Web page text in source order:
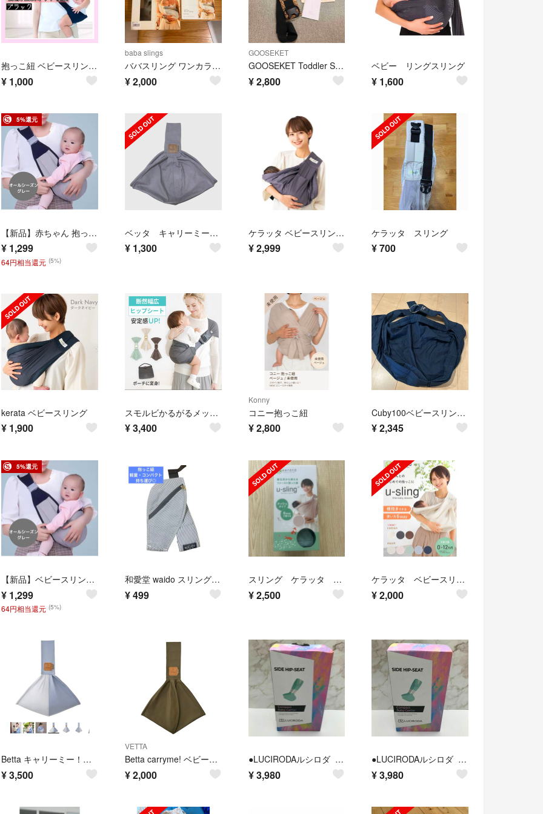
抱っこ紐 ベビースリング お出かけ 抱っこバンド ブラック
¥ 1,000
baba slings
ババスリング ワンカラー ネイビー(1個)
¥2,000
GOOSEKET
GOOSEKET Toddler Slingレオパードグスケット抱っこ紐スリング
¥2,800
ベビー リングスリング
¥ 1,600
5%還元
【新品】赤ちゃん 抱っこ紐 ベビースリング＜オールシーズン＞ヒップシート 簡単
¥ 1,299
64円相当還元 (5%)
ベッタ キャリーミー ヘリンボーンパープル スリング
¥ 1,300
ケラッタ ベビースリング 抱っこ紐 新生児 横抱き モダングレー(1個)
¥2,999
ケラッタ スリング
¥700
kerata ベビースリング
¥ 1,900
スモルビかるがるメッシュスリング抱っこ紐 メッシュ 通気性抜群
¥3,400
Konny
コニー抱っこ紐
¥2,800
Cuby100ベビースリング 抱っこ紐ベビーキッズ子供用品
¥2,345
5%還元
【新品】ベビースリング 抱っこ紐 赤ちゃん移動＜オールシーズン＞ヒップシート
¥ 1,299
64円相当還元 (5%)
和愛堂 waido スリング セカンド抱っこ紐 軽量 コンパクト 持ち運び便利
¥499
スリング ケラッタ 新生児 抱っこ紐 メッシュ
¥2,500
ケラッタ ベビースリング 抱っこ紐 新生児 スリング 横抱き 首すわり前 成長に合わせて使える6WAY 抱っこひも u-sling
¥2,000
Betta キャリーミー！ ベビースリング メッシュ
¥3,500
VETTA
Betta carryme! ベビースリング カーキ
¥2,000
●LUCIRODAルシロダ サイドヒップシート ピンク
¥3,980
●LUCIRODAルシロダ サイドヒップシート アイボリー
¥3,980